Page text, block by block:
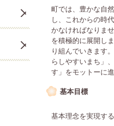
町では、豊かな自
し、これからの時
かなければなりま
を積極的に展開し
り組んでいきます
らしやすいまち」
す」をモットーに
基本目標
基本理念を実現す